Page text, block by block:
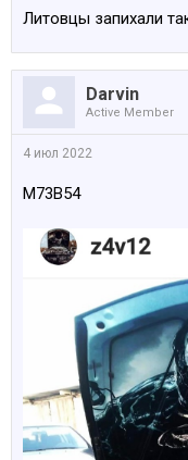
Литовцы запихали
Darvin
Active Member
4 июл 2022
М73B54